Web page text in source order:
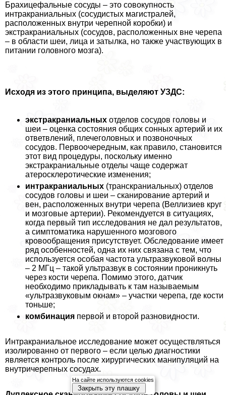
Брахицефальные сосуды – это совокупность
интpaкраниальных (сосудистых магистралей,
расположенных внутри черепной коробки) и
экстpaкраниальных (сосудов, расположенных вне черепа
– в области шеи, лица и затылка, но также участвующих в
питании головного мозга).
Исходя из этого принципа, выделяют УЗДС:
экстpaкраниальных отделов сосудов головы и
шеи – оценка состояния общих сонных артерий и их
ответвлений, плечеголовных и позвоночных
сосудов. Первоочередным, как правило, становится
этот вид процедуры, поскольку именно
экстpaкраниальные отделы чаще содержат
атеросклеротические изменения;
интpaкраниальных (трaнcкраниальных) отделов
сосудов головы и шеи – сканирование артерий и
вен, расположенных внутри черепа (Веллизиев круг
и мозговые артерии). Рекомендуется в ситуациях,
когда первый тип исследования не дал результатов,
а симптоматика нарушенного мозгового
кровообращения присутствует. Обследование имеет
ряд особенностей, одна их них связана с тем, что
используется особая частота ультразвуковой волны
– 2 МГц – такой ультразвук в состоянии проникнуть
через кости черепа. Помимо этого, датчик
необходимо прикладывать к там называемым
«ультразвуковым окнам» – участки черепа, где кости
тоньше;
комбинация первой и второй разновидности.
Интpaкраниальное исследование может осуществляться
изолированно от первого – если целью диагностики
является контроль после хирургических манипуляций на
внутричерепных сосудах.
На сайте используются cookies
Закрыть эту плашку